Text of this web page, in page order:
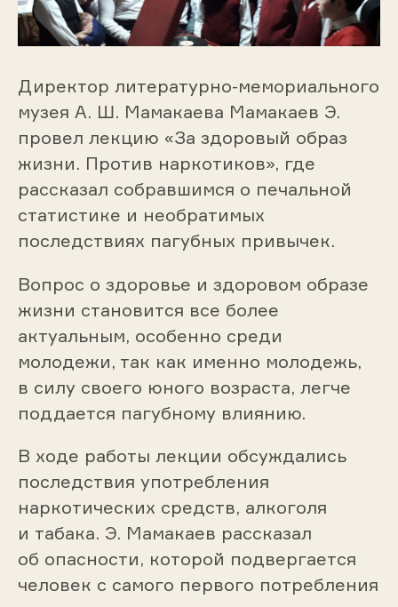
Директор литературно-мемориального
музея А. Ш. Мамакаева Мамакаев Э.
провел лекцию «За здоровый образ
жизни. Против наркотиков», где
рассказал собравшимся о печальной
статистике и необратимых
последствиях пагубных привычек.
Вопрос о здоровье и здоровом образе
жизни становится все более
актуальным, особенно среди
молодежи, так как именно молодежь,
в силу своего юного возраста, легче
поддается пагубному влиянию.
В ходе работы лекции обсуждались
последствия употребления
наркотических средств, алкоголя
и табака. Э. Мамакаев рассказал
об опасности, которой подвергается
человек с самого первого потребления